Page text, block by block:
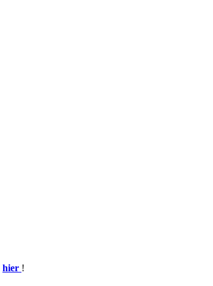
hier !